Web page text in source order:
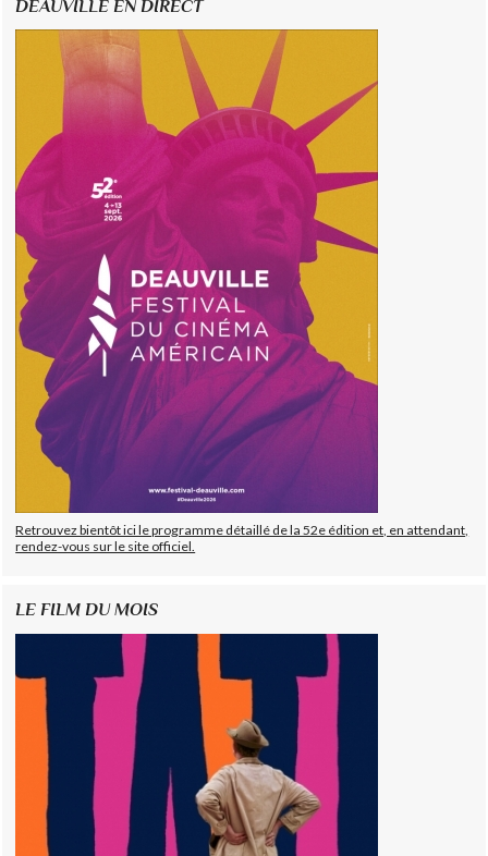
DEAUVILLE EN DIRECT
Retrouvez bientôt ici le programme détaillé de la 52e édition et, en attendant,
rendez-vous sur le site officiel.
LE FILM DU MOIS